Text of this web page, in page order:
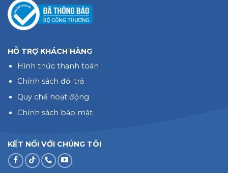
HỖ TRỢ KHÁCH HÀNG
Hình thức thanh toán
Chính sách đổi trả
Quy chế hoạt động
Chính sách bảo mật
KẾT NỐI VỚI CHÚNG TÔI